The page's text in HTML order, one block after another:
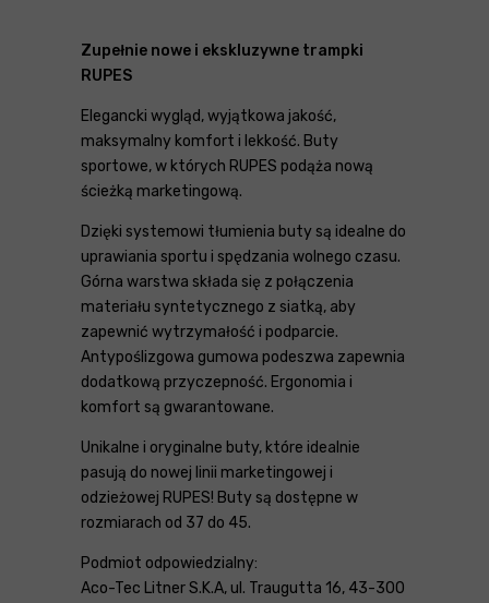
Zupełnie nowe i ekskluzywne trampki
RUPES
Elegancki wygląd, wyjątkowa jakość,
maksymalny komfort i lekkość. Buty
sportowe, w których RUPES podąża nową
ścieżką marketingową.
Dzięki systemowi tłumienia buty są idealne do
uprawiania sportu i spędzania wolnego czasu.
Górna warstwa składa się z połączenia
materiału syntetycznego z siatką, aby
zapewnić wytrzymałość i podparcie.
Antypoślizgowa gumowa podeszwa zapewnia
dodatkową przyczepność. Ergonomia i
komfort są gwarantowane.
Unikalne i oryginalne buty, które idealnie
pasują do nowej linii marketingowej i
odzieżowej RUPES! Buty są dostępne w
rozmiarach od 37 do 45.
Podmiot odpowiedzialny:
Aco-Tec Litner S.K.A, ul. Traugutta 16, 43-300